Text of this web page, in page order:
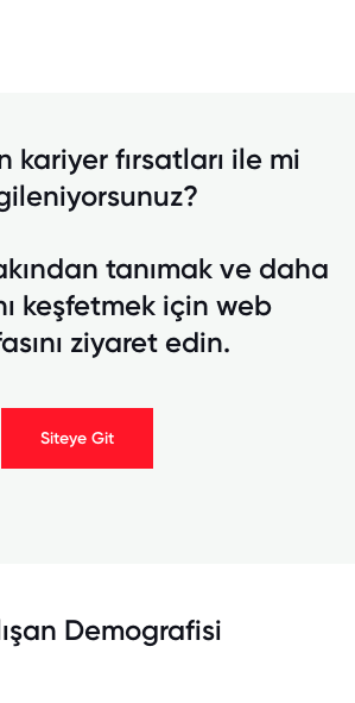
kariyer fırsatları ile mi
tanımak ve daha
keşfetmek için web
ziyaret edin.
Siteye Git
Demografisi